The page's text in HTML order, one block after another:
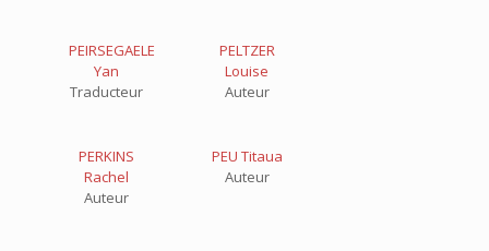
PEIRSEGAELE
Yan
Traducteur
PELTZER
Louise
Auteur
PERKINS
Rachel
Auteur
PEU Titaua
Auteur